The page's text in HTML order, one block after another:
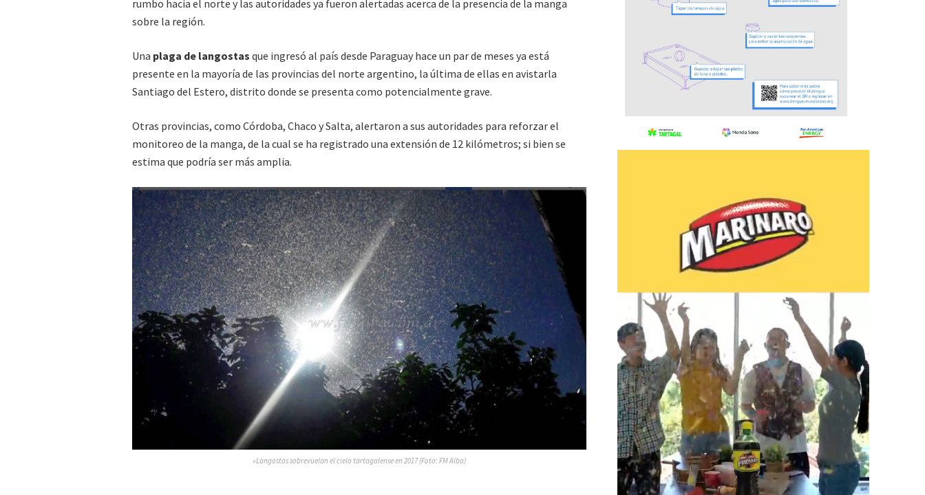
rumbo hacia el norte y las autoridades ya fueron alertadas acerca de la presencia de la manga
sobre la región.
Una plaga de langostas que ingresó al país desde Paraguay hace un par de meses ya está
presente en la mayoría de las provincias del norte argentino, la última de ellas en avistarla
Santiago del Estero, distrito donde se presenta como potencialmente grave.
Otras provincias, como Córdoba, Chaco y Salta, alertaron a sus autoridades para reforzar el
monitoreo de la manga, de la cual se ha registrado una extensión de 12 kilómetros; si bien se
estima que podría ser más amplia.
»Langostas sobrevuelan el cielo tartagalense en 2017 (Foto: FM Alba)